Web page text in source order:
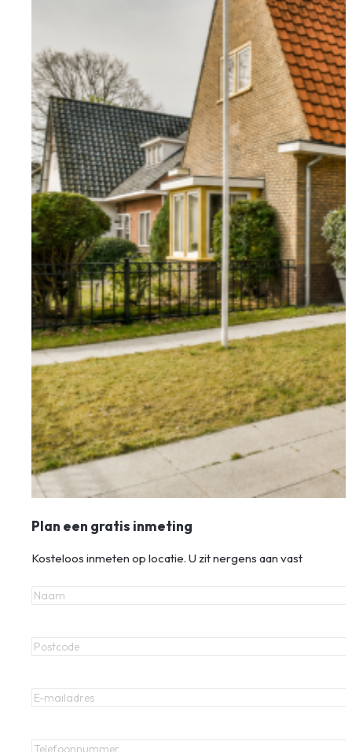
Plan een gratis inmeting
Kosteloos inmeten op locatie. U zit nergens aan vast